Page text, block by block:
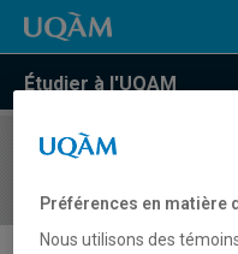
Étudier à l'UQAM
COURS//
Préférences en matière
Nous utilisons des